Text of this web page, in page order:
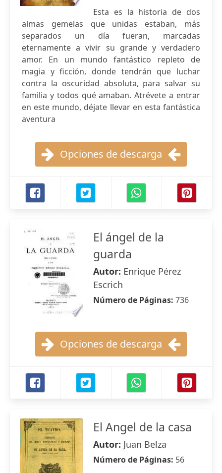
Esta es la historia de dos
almas gemelas que unidas estaban, más
separados un día fueran, marcadas
eternamente a vivir su grande y verdadero
amor. En un mundo fantástico repleto de
magia y ficción, donde tendrán que luchar
contra la oscuridad absoluta, para salvar su
familia y todos qué amaban. Atrévete a entrar
en este mundo, déjate llevar en esta fantástica
aventura
Opciones de descarga
El ángel de la
guarda
Autor: Enrique Pérez
Escrich
Número de Páginas: 736
Opciones de descarga
El Angel de la casa
Autor: Juan Belza
Número de Páginas: 56